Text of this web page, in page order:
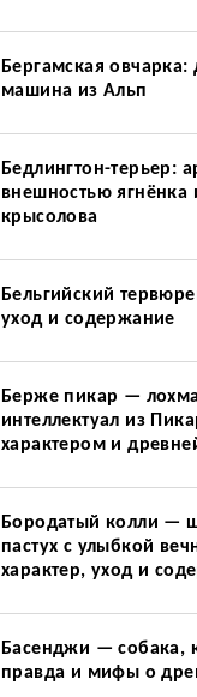
Бергамская овчарка:
машина из Альп
Бедлингтон-терьер:
внешностью ягнёнка
крысолова
Бельгийский
уход и содержание
Берже пикар —
интеллектуал из
характером и
Бородатый колли —
пастух с улыбкой
характер, уход и
Басенджи — собака,
правда и мифы о